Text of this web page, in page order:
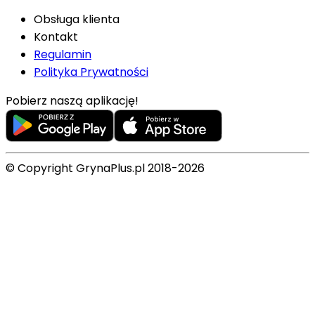
Obsługa klienta
Kontakt
Regulamin
Polityka Prywatności
Pobierz naszą aplikację!
© Copyright GrynaPlus.pl 2018-2026